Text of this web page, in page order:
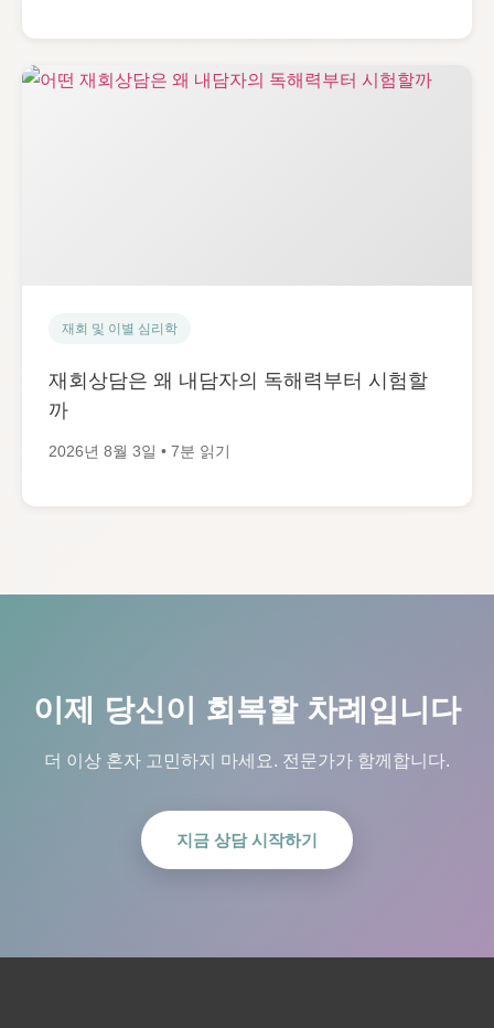
재회 및 이별 심리학
재회상담은 왜 내담자의 독해력부터 시험할
까
2026년 8월 3일 • 7분 읽기
이제 당신이 회복할 차례입니다
더 이상 혼자 고민하지 마세요. 전문가가 함께합니다.
지금 상담 시작하기